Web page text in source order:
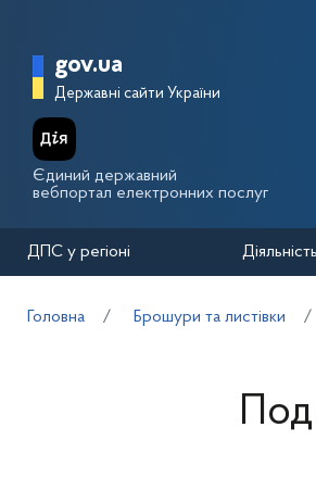
Головна сторінка
gov.ua
Державні сайти України
Єдиний державний
вебпортал електронних послуг
ДПС у регіоні Діяльність
Головна Брошури та листівки